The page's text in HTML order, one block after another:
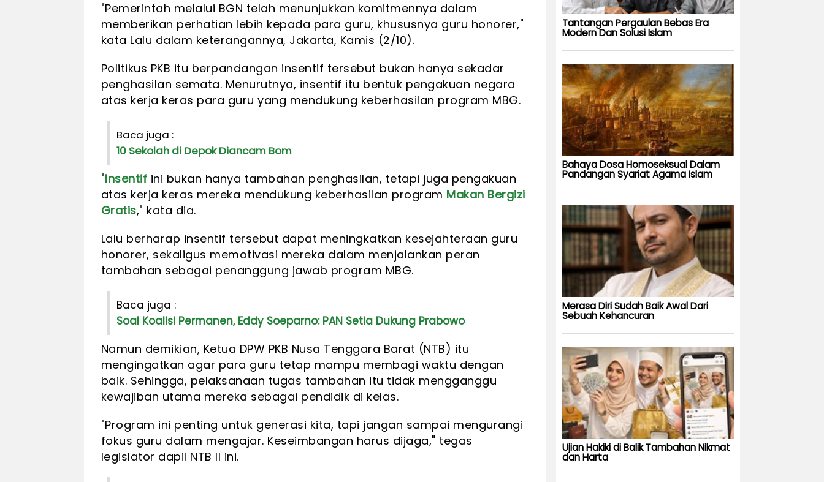
"Pemerintah melalui BGN telah menunjukkan komitmennya dalam
memberikan perhatian lebih kepada para guru, khususnya guru honorer,"
kata Lalu dalam keterangannya, Jakarta, Kamis (2/10).
Politikus PKB itu berpandangan insentif tersebut bukan hanya sekadar
penghasilan semata. Menurutnya, insentif itu bentuk pengakuan negara
atas kerja keras para guru yang mendukung keberhasilan program MBG.
Baca juga :
10 Sekolah di Depok Diancam Bom
"Insentif ini bukan hanya tambahan penghasilan, tetapi juga pengakuan
atas kerja keras mereka mendukung keberhasilan program Makan Bergizi
Gratis," kata dia.
Lalu berharap insentif tersebut dapat meningkatkan kesejahteraan guru
honorer, sekaligus memotivasi mereka dalam menjalankan peran
tambahan sebagai penanggung jawab program MBG.
Baca juga :
Soal Koalisi Permanen, Eddy Soeparno: PAN Setia Dukung Prabowo
Namun demikian, Ketua DPW PKB Nusa Tenggara Barat (NTB) itu
mengingatkan agar para guru tetap mampu membagi waktu dengan
baik. Sehingga, pelaksanaan tugas tambahan itu tidak mengganggu
kewajiban utama mereka sebagai pendidik di kelas.
"Program ini penting untuk generasi kita, tapi jangan sampai mengurangi
fokus guru dalam mengajar. Keseimbangan harus dijaga," tegas
legislator dapil NTB II ini.
Tantangan Pergaulan Bebas Era
Modern Dan Solusi Islam
Bahaya Dosa Homoseksual Dalam
Pandangan Syariat Agama Islam
Merasa Diri Sudah Baik Awal Dari
Sebuah Kehancuran
Ujian Hakiki di Balik Tambahan Nikmat
dan Harta